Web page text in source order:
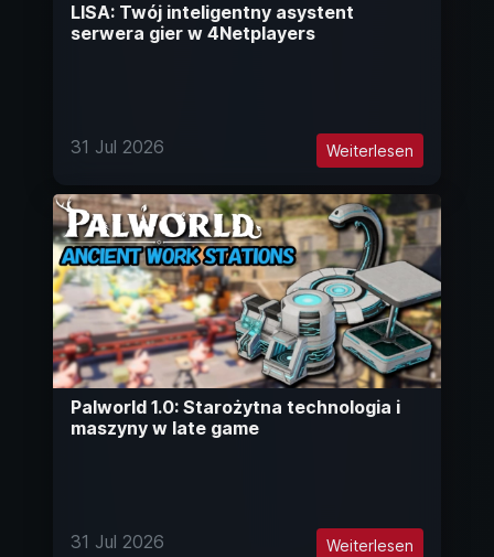
LISA: Twój inteligentny asystent
serwera gier w 4Netplayers
31 Jul 2026 Weiterlesen
Palworld 1.0: Starożytna technologia i
maszyny w late game
31 Jul 2026 Weiterlesen